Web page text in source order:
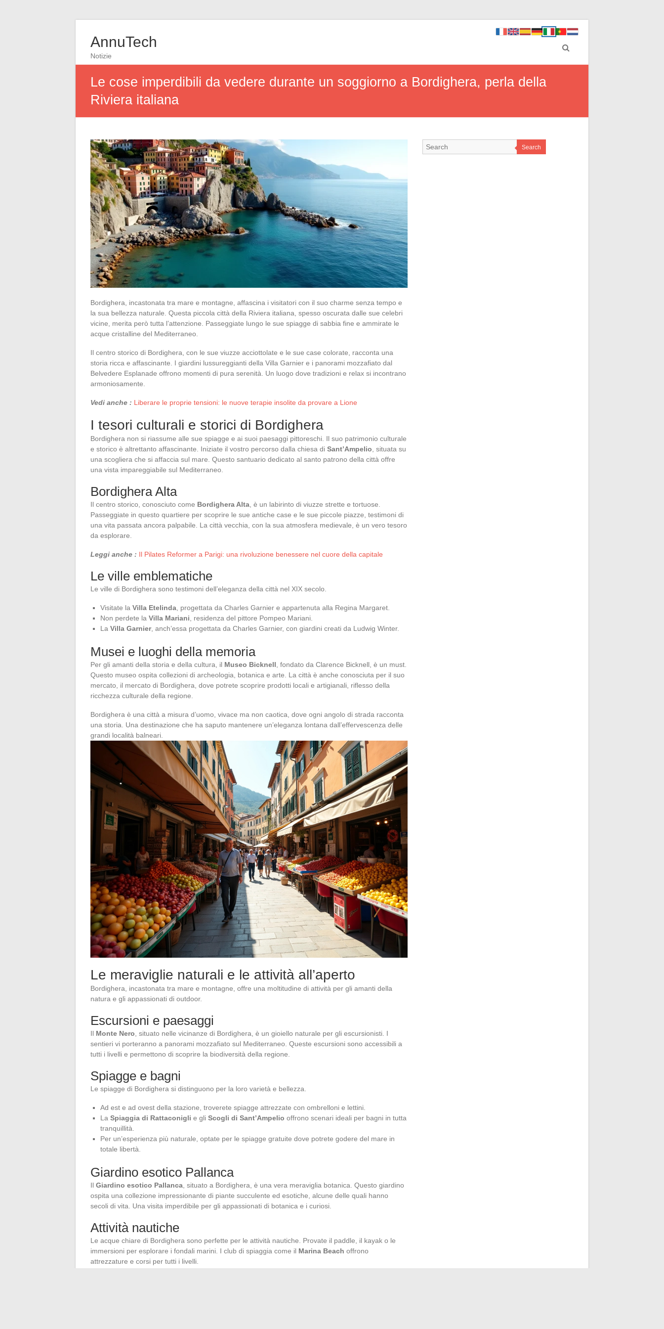
AnnuTech
Notizie
Le cose imperdibili da vedere durante un soggiorno a Bordighera, perla della
Riviera italiana
Bordighera, incastonata tra mare e montagne, affascina i visitatori con il suo charme senza tempo e
la sua bellezza naturale. Questa piccola città della Riviera italiana, spesso oscurata dalle sue celebri
vicine, merita però tutta l’attenzione. Passeggiate lungo le sue spiagge di sabbia fine e ammirate le
acque cristalline del Mediterraneo.
Il centro storico di Bordighera, con le sue viuzze acciottolate e le sue case colorate, racconta una
storia ricca e affascinante. I giardini lussureggianti della Villa Garnier e i panorami mozzafiato dal
Belvedere Esplanade offrono momenti di pura serenità. Un luogo dove tradizioni e relax si incontrano
armoniosamente.
Vedi anche : Liberare le proprie tensioni: le nuove terapie insolite da provare a Lione
I tesori culturali e storici di Bordighera
Bordighera non si riassume alle sue spiagge e ai suoi paesaggi pittoreschi. Il suo patrimonio culturale
e storico è altrettanto affascinante. Iniziate il vostro percorso dalla chiesa di Sant’Ampelio , situata su
una scogliera che si affaccia sul mare. Questo santuario dedicato al santo patrono della città offre
una vista impareggiabile sul Mediterraneo.
Bordighera Alta
Il centro storico, conosciuto come Bordighera Alta , è un labirinto di viuzze strette e tortuose.
Passeggiate in questo quartiere per scoprire le sue antiche case e le sue piccole piazze, testimoni di
una vita passata ancora palpabile. La città vecchia, con la sua atmosfera medievale, è un vero tesoro
da esplorare.
Leggi anche : Il Pilates Reformer a Parigi: una rivoluzione benessere nel cuore della capitale
Le ville emblematiche
Le ville di Bordighera sono testimoni dell’eleganza della città nel XIX secolo.
Visitate la Villa Etelinda , progettata da Charles Garnier e appartenuta alla Regina Margaret.
Non perdete la Villa Mariani , residenza del pittore Pompeo Mariani.
La Villa Garnier, anch’essa progettata da Charles Garnier, con giardini creati da Ludwig Winter.
Musei e luoghi della memoria
Per gli amanti della storia e della cultura, il Museo Bicknell , fondato da Clarence Bicknell, è un must.
Questo museo ospita collezioni di archeologia, botanica e arte. La città è anche conosciuta per il suo
mercato, il mercato di Bordighera, dove potrete scoprire prodotti locali e artigianali, riflesso della
ricchezza culturale della regione.
Bordighera è una città a misura d’uomo, vivace ma non caotica, dove ogni angolo di strada racconta
una storia. Una destinazione che ha saputo mantenere un’eleganza lontana dall’effervescenza delle
grandi località balneari.
Le meraviglie naturali e le attività all’aperto
Bordighera, incastonata tra mare e montagne, offre una moltitudine di attività per gli amanti della
natura e gli appassionati di outdoor.
Escursioni e paesaggi
Il Monte Nero , situato nelle vicinanze di Bordighera, è un gioiello naturale per gli escursionisti. I
sentieri vi porteranno a panorami mozzafiato sul Mediterraneo. Queste escursioni sono accessibili a
tutti i livelli e permettono di scoprire la biodiversità della regione.
Spiagge e bagni
Le spiagge di Bordighera si distinguono per la loro varietà e bellezza.
Ad est e ad ovest della stazione, troverete spiagge attrezzate con ombrelloni e lettini.
La Spiaggia di Rattaconigli e gli Scogli di Sant’Ampelio offrono scenari ideali per bagni in tutta
tranquillità.
Per un’esperienza più naturale, optate per le spiagge gratuite dove potrete godere del mare in
totale libertà.
Giardino esotico Pallanca
Il Giardino esotico Pallanca , situato a Bordighera, è una vera meraviglia botanica. Questo giardino
ospita una collezione impressionante di piante succulente ed esotiche, alcune delle quali hanno
secoli di vita. Una visita imperdibile per gli appassionati di botanica e i curiosi.
Attività nautiche
Le acque chiare di Bordighera sono perfette per le attività nautiche. Provate il paddle, il kayak o le
immersioni per esplorare i fondali marini. I club di spiaggia come il Marina Beach offrono
attrezzature e corsi per tutti i livelli.
Search